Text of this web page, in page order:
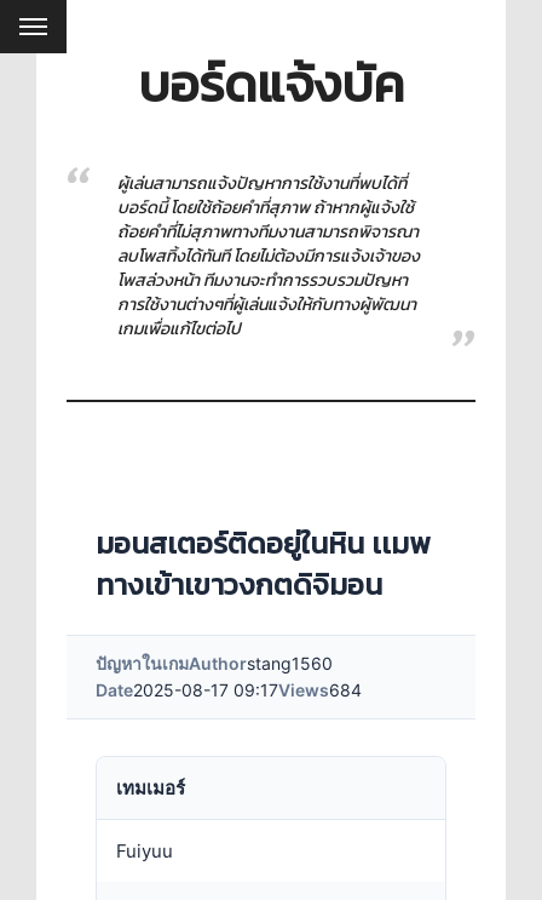
บอร์ดแจ้งบัค
ผู้เล่นสามารถแจ้งปัญหาการใช้งานที่พบได้ที่
บอร์ดนี้ โดยใช้ถ้อยคำที่สุภาพ ถ้าหากผู้แจ้งใช้
ถ้อยคำที่ไม่สุภาพทางทีมงานสามารถพิจารณา
ลบโพสทิ้งได้ทันที โดยไม่ต้องมีการแจ้งเจ้าของ
โพสล่วงหน้า ทีมงานจะทำการรวบรวมปัญหา
การใช้งานต่างๆที่ผู้เล่นแจ้งให้กับทางผู้พัฒนา
เกมเพื่อแก้ไขต่อไป
มอนสเตอร์ติดอยู่ในหิน เเมพ
ทางเข้าเขาวงกตดิจิมอน
ปัญหาในเกมAuthorstang1560
Date2025-08-17 09:17Views684
เทมเมอร์
Fuiyuu